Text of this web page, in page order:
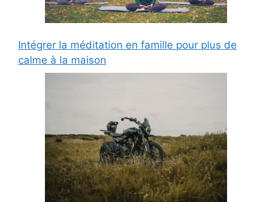
Intégrer la méditation en famille pour plus de
calme à la maison